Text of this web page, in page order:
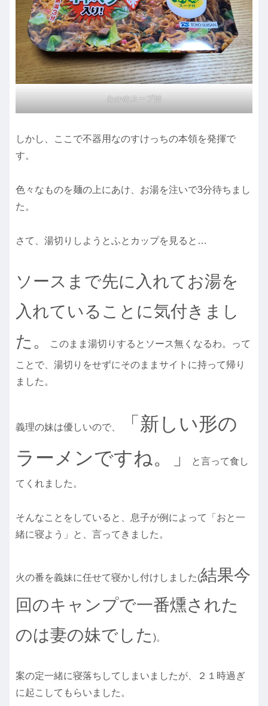
わかめスープ付
しかし、ここで不器用なのすけっちの本領を発揮で
す。
色々なものを麺の上にあけ、お湯を注いで3分待ちまし
た。
さて、湯切りしようとふとカップを見ると…
ソースまで先に入れてお湯を
入れていることに気付きまし
た。
このまま湯切りするとソース無くなるわ。って
ことで、湯切りをせずにそのままサイトに持って帰り
ました。
義理の妹は優しいので、
「新しい形の
ラーメンですね。」
と言って食し
てくれました。
そんなことをしていると、息子が例によって「おと一
緒に寝よう」と、言ってきました。
火の番を義妹に任せて寝かし付けしました(結果今
回のキャンプで一番燻された
のは妻の妹でした )。
案の定一緒に寝落ちしてしまいましたが、２１時過ぎ
に起こしてもらいました。